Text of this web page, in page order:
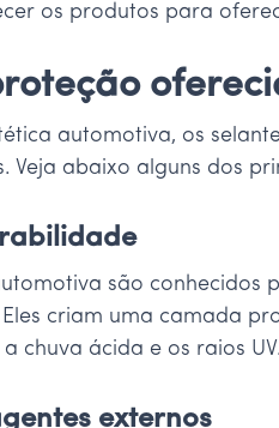
os produtos para
automotiva, os
Veja abaixo alguns dos
são
criam uma camada
chuva ácida e os raios UV.
externos